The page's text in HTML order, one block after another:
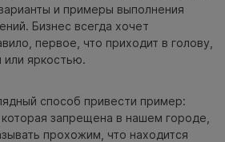
и примеры выполнения
Бизнес всегда хочет
первое, что приходит в голову,
яркостью.
способ привести пример:
запрещена в нашем городе,
прохожим, что находится